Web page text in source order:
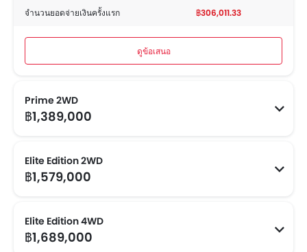
จำนวนยอดจ่ายเงินครั้งแรก
฿306,011.33
ดูข้อเสนอ
Prime 2WD
฿1,389,000
Elite Edition 2WD
฿1,579,000
Elite Edition 4WD
฿1,689,000